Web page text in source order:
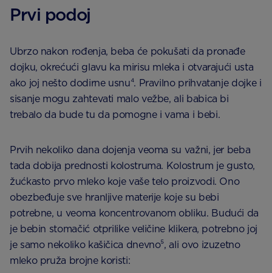
Prvi podoj
Ubrzo nakon rođenja, beba će pokušati da pronađe
dojku, okrećući glavu ka mirisu mleka i otvarajući usta
ako joj nešto dodirne usnu⁴. Pravilno prihvatanje dojke i
sisanje mogu zahtevati malo vežbe, ali babica bi
trebalo da bude tu da pomogne i vama i bebi.
Prvih nekoliko dana dojenja veoma su važni, jer beba
tada dobija prednosti kolostruma. Kolostrum je gusto,
žućkasto prvo mleko koje vaše telo proizvodi. Ono
obezbeđuje sve hranljive materije koje su bebi
potrebne, u veoma koncentrovanom obliku. Budući da
je bebin stomačić otprilike veličine klikera, potrebno joj
je samo nekoliko kašičica dnevno⁵, ali ovo izuzetno
mleko pruža brojne koristi: